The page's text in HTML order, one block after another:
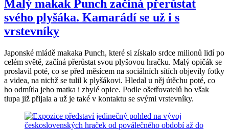
Malý makak Punch začíná přerůstat
svého plyšáka. Kamarádí se už i s
vrstevníky
Japonské mládě makaka Punch, které si získalo srdce milionů lidí po
celém světě, začíná přerůstat svou plyšovou hračku. Malý opičák se
proslavil poté, co se před měsícem na sociálních sítích objevily fotky
a videa, na nichž se tulil k plyšákovi. Hledal u něj útěchu poté, co
ho odmítla jeho matka i zbylé opice. Podle ošetřovatelů ho však
tlupa již přijala a už je také v kontaktu se svými vrstevníky.